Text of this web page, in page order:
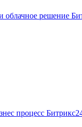
облачное решение
процесс